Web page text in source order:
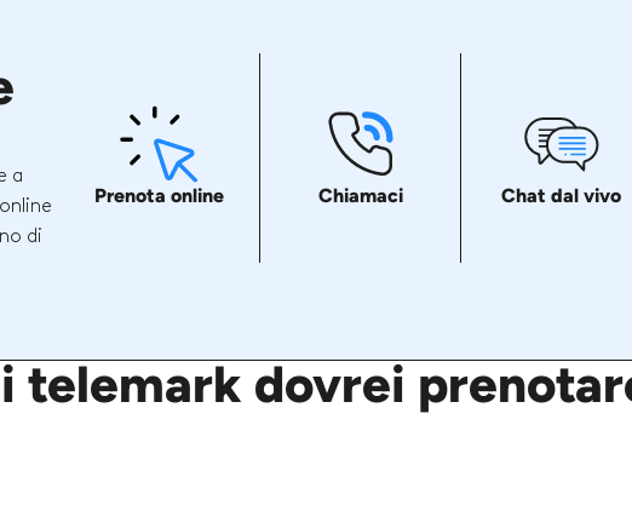
a
di
Prenota online Chiamaci Chat dal vivo
telemark dovrei